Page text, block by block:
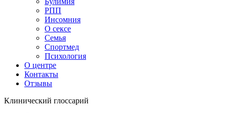
РПП
Инсомния
О сексе
Семья
Спортмед
Психология
О центре
Контакты
Отзывы
Клинический глоссарий